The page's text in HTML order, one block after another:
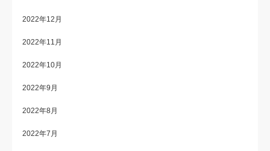
2022年12月
2022年11月
2022年10月
2022年9月
2022年8月
2022年7月